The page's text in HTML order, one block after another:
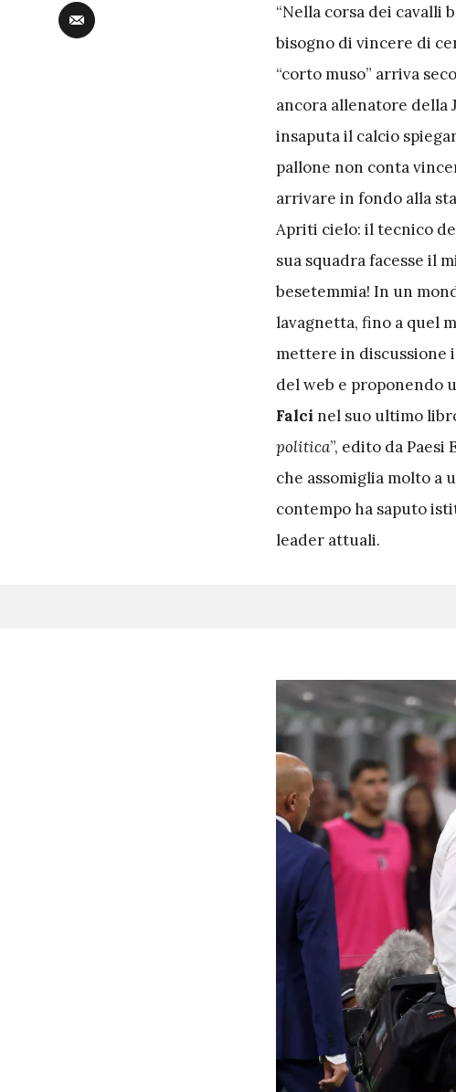
“Nella corsa dei cavalli
bisogno di vincere di
“corto muso” arriva
ancora allenatore della
insaputa il calcio
pallone non conta
arrivare in fondo alla
Apriti cielo: il tecnico
sua squadra facesse il
besetemmia! In un
lavagnetta, fino a quel
mettere in discussione
del web e proponendo
Falci nel suo ultimo
politica”, edito da
che assomiglia molto a
contempo ha saputo
leader attuali.